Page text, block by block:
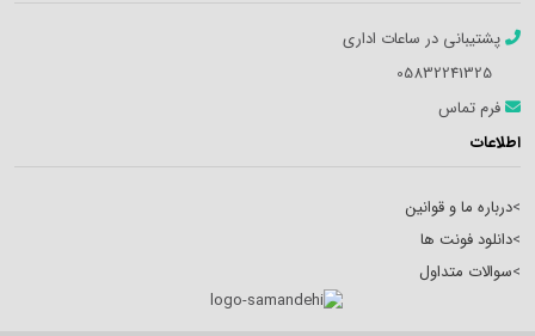
پشتیبانی در ساعات اداری
05832241325
فرم تماس
اطلاعات
>درباره ما و قوانین
>دانلود فونت ها
>سوالات متداول